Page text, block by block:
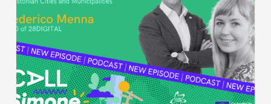
épisode
:
villes
et
numérisation